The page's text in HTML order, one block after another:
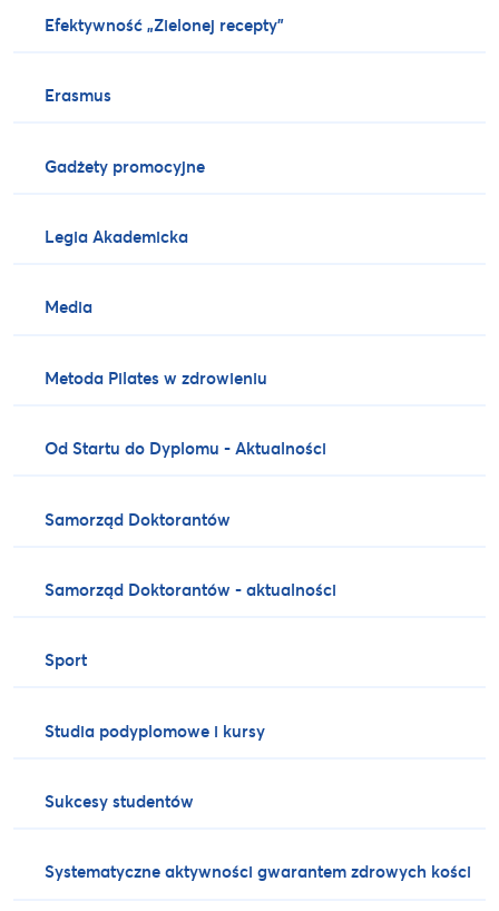
Efektywność „Zielonej recepty”
Erasmus
Gadżety promocyjne
Legia Akademicka
Media
Metoda Pilates w zdrowieniu
Od Startu do Dyplomu - Aktualności
Samorząd Doktorantów
Samorząd Doktorantów - aktualności
Sport
Studia podyplomowe i kursy
Sukcesy studentów
Systematyczne aktywności gwarantem zdrowych kości